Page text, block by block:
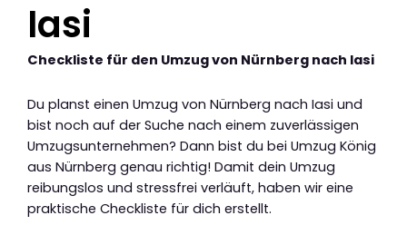
Iasi
Checkliste für den Umzug von Nürnberg nach Iasi
Du planst einen Umzug von Nürnberg nach Iasi und
bist noch auf der Suche nach einem zuverlässigen
Umzugsunternehmen? Dann bist du bei Umzug König
aus Nürnberg genau richtig! Damit dein Umzug
reibungslos und stressfrei verläuft, haben wir eine
praktische Checkliste für dich erstellt.